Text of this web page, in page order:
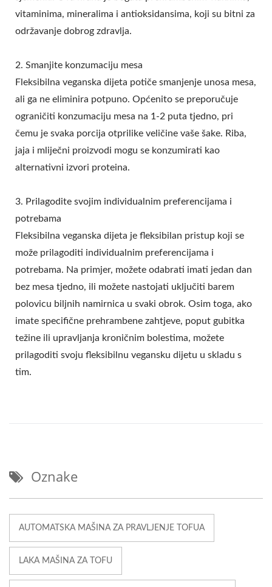
vitaminima, mineralima i antioksidansima, koji su bitni za
održavanje dobrog zdravlja.
2. Smanjite konzumaciju mesa
Fleksibilna veganska dijeta potiče smanjenje unosa mesa,
ali ga ne eliminira potpuno. Općenito se preporučuje
ograničiti konzumaciju mesa na 1-2 puta tjedno, pri
čemu je svaka porcija otprilike veličine vaše šake. Riba,
jaja i mliječni proizvodi mogu se konzumirati kao
alternativni izvori proteina.
3. Prilagodite svojim individualnim preferencijama i
potrebama
Fleksibilna veganska dijeta je fleksibilan pristup koji se
može prilagoditi individualnim preferencijama i
potrebama. Na primjer, možete odabrati imati jedan dan
bez mesa tjedno, ili možete nastojati uključiti barem
polovicu biljnih namirnica u svaki obrok. Osim toga, ako
imate specifične prehrambene zahtjeve, poput gubitka
težine ili upravljanja kroničnim bolestima, možete
prilagoditi svoju fleksibilnu vegansku dijetu u skladu s
tim.
Oznake
AUTOMATSKA MAŠINA ZA PRAVLJENJE TOFUA
LAKA MAŠINA ZA TOFU